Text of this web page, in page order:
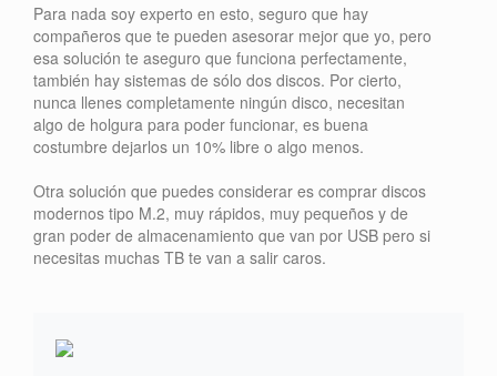
Para nada soy experto en esto, seguro que hay
compañeros que te pueden asesorar mejor que yo, pero
esa solución te aseguro que funciona perfectamente,
también hay sistemas de sólo dos discos. Por cierto,
nunca llenes completamente ningún disco, necesitan
algo de holgura para poder funcionar, es buena
costumbre dejarlos un 10% libre o algo menos.
Otra solución que puedes considerar es comprar discos
modernos tipo M.2, muy rápidos, muy pequeños y de
gran poder de almacenamiento que van por USB pero si
necesitas muchas TB te van a salir caros.